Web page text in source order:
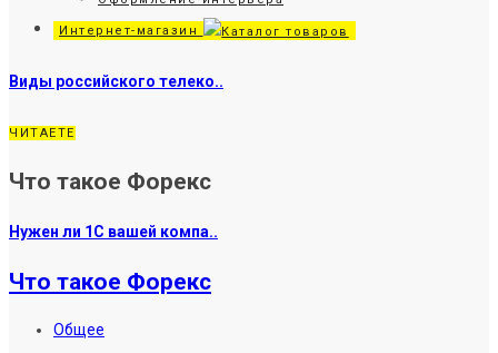
Интернет-магазин
Виды российского телеко..
ЧИТАЕТЕ
Что такое Форекс
Нужен ли 1С вашей компа..
Что такое Форекс
Общее